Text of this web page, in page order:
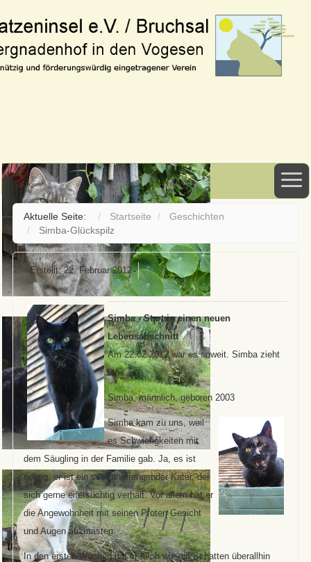
Aktuelle Seite: Startseite
Geschichten
Simba-Glückspilz
Erstellt: 22. Februar 2012
Simba - Start in einen neuen
Lebensabschnitt
Am 22.02.2012 war es soweit. Simba zieht
um...
Simba, männlich, geboren 2003
Simba kam zu uns, weil
es Schwierigkeiten mit
dem Säugling in der Familie gab. Ja, es ist
richtig, er ist ein sehr anstrengender Kater, der
sich gerne eifersüchtig verhält. Vor allem hat er
die Angewohnheit mit seinen Pfoten Gesicht
und Augen abzutasten.
In den ersten Wochen hat er mich wie ein Schatten überallhin